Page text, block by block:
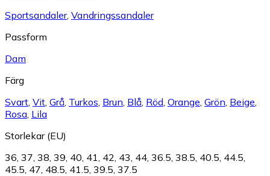
Sportsandaler, Vandringssandaler
Passform
Dam
Färg
Svart Vit Grå Turkos Brun Blå Röd Orange Grön Beige
Rosa Lila
Storlekar (EU)
36 37 38 39 40 41 42 43 44 36.5 38.5 40.5 44.5
45.5 47 48.5 41.5 39.5 37.5